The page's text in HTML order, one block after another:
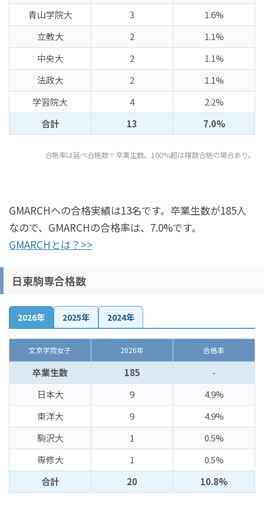
青山学院大
3
1.6%
立教大
2
1.1%
中央大
2
1.1%
法政大
2
1.1%
学習院大
4
2.2%
合計
13 7.0%
合格率は延べ合格数÷卒業生数。100%超は複数合格の場合あり。
GMARCHへの合格実績は13名です。卒業生数が185人
なので、GMARCHの合格率は、7.0%です。
GMARCHとは？>>
日東駒専合格数
2026年 2025年 2024年
文京学院女子 2026年 合格率
卒業生数 185
-
日本大
9
4.9%
東洋大
9
4.9%
駒沢大
1
0.5%
専修大
1
0.5%
合計
20 10.8%